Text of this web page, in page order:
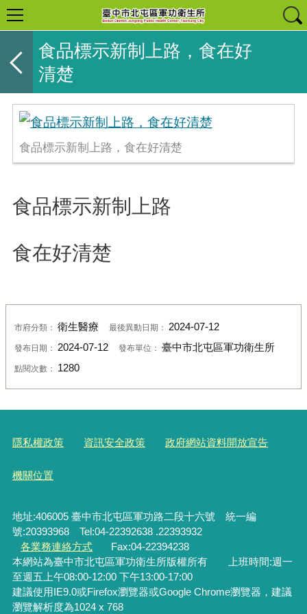
食品標示新制上路，食在好
清楚
食品標示新制上路，食在好清楚
食品標示新制上路
食在好清楚
市府分類： 衛生醫療 最後異動日期： 2024-07-12
發布日期： 2024-07-12 發布單位： 臺中市北屯區軍功衛生所
點閱次數： 1280
隱私權政策 資訊安全政策 政府網站資料開放宣告
機關位置
地址:406005 臺中市北屯區軍功路二段十六號 統一編
號:20393968 Tel:04-22392638 .22393932
各業務連絡方式
Fax:04-22394238
本網站為臺中市北屯區軍功衛生所版權所有 上班時間:週一
至週五上午08:00-12:00 下午13:00-17:00
建議使用IE9.0或Firefox瀏覽器或Google Chrome瀏覽器，建議
瀏覽解析度為1024 x 768